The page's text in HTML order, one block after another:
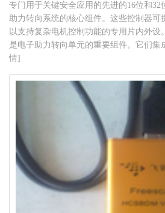
专门用于关键安全应用的先进的16位和32
助力转向系统的核心组件。这些控制器可
以支持复杂电机控制功能的专用片内外设
是电子助力转向单元的重要组件。它们
情]